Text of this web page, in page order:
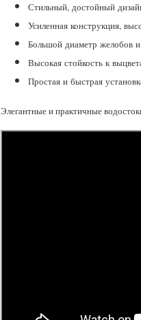
Стильный, достойный
Усиленная конструкция,
Большой диаметр желобов
Высокая стойкость к
Простая и быстрая
Элегантные и практичные